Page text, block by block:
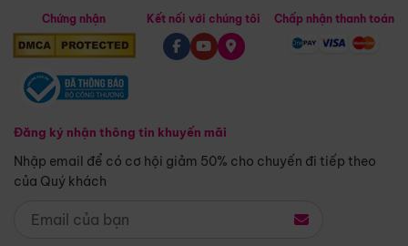
Chứng nhận
Đăng ký nhận thông tin khuyến mãi
Nhập email để có cơ hội giảm 50% cho chuyến đi tiếp theo
của Quý khách
Kết nối với chúng tôi Chấp nhận thanh toán